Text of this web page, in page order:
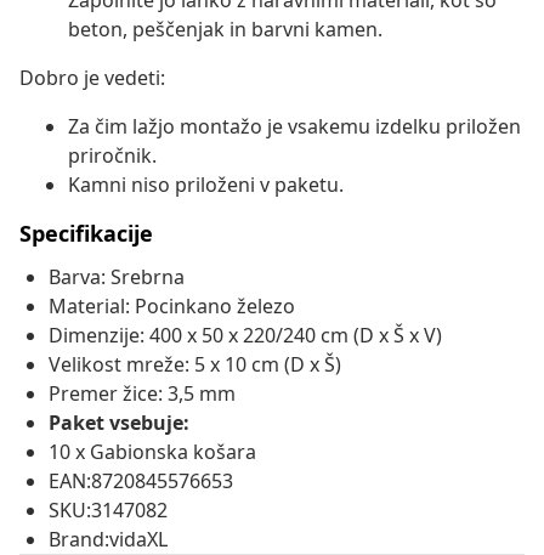
beton, peščenjak in barvni kamen.
Dobro je vedeti:
Za čim lažjo montažo je vsakemu izdelku priložen
priročnik.
Kamni niso priloženi v paketu.
Specifikacije
Barva: Srebrna
Material: Pocinkano železo
Dimenzije: 400 x 50 x 220/240 cm (D x Š x V)
Velikost mreže: 5 x 10 cm (D x Š)
Premer žice: 3,5 mm
Paket vsebuje:
10 x Gabionska košara
EAN:8720845576653
SKU:3147082
Brand:vidaXL